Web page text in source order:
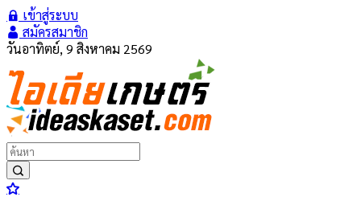
เข้าสู่ระบบ
สมัครสมาชิก
วันอาทิตย์, 9 สิงหาคม 2569